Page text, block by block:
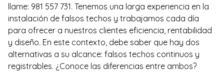
llame: 981 557 731. Tenemos una larga experiencia en la
instalación de falsos techos y trabajamos cada día
para ofrecer a nuestros clientes eficiencia, rentabilidad
y diseño. En este contexto, debe saber que hay dos
alternativas a su alcance: falsos techos continuos y
registrables. ¿Conoce las diferencias entre ambos?